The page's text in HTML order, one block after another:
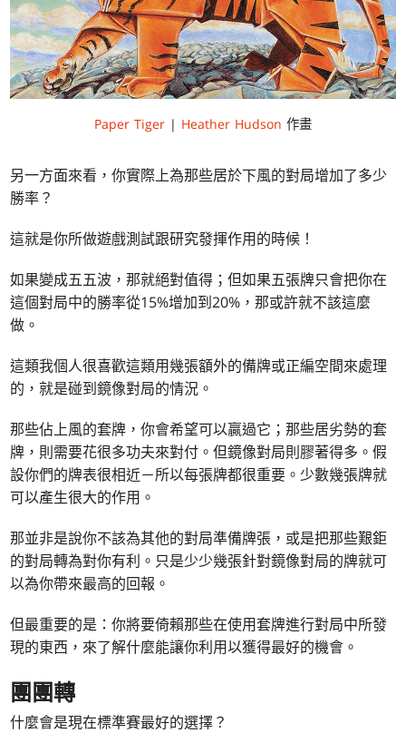
Paper Tiger | Heather Hudson 作畫
另一方面來看，你實際上為那些居於下風的對局增加了多少
勝率？
這就是你所做遊戲測試跟研究發揮作用的時候！
如果變成五五波，那就絕對值得；但如果五張牌只會把你在
這個對局中的勝率從15%增加到20%，那或許就不該這麼
做。
這類我個人很喜歡這類用幾張額外的備牌或正編空間來處理
的，就是碰到鏡像對局的情況。
那些佔上風的套牌，你會希望可以贏過它；那些居劣勢的套
牌，則需要花很多功夫來對付。但鏡像對局則膠著得多。假
設你們的牌表很相近－所以每張牌都很重要。少數幾張牌就
可以產生很大的作用。
那並非是說你不該為其他的對局準備牌張，或是把那些艱鉅
的對局轉為對你有利。只是少少幾張針對鏡像對局的牌就可
以為你帶來最高的回報。
但最重要的是：你將要倚賴那些在使用套牌進行對局中所發
現的東西，來了解什麼能讓你利用以獲得最好的機會。
團團轉
什麼會是現在標準賽最好的選擇？